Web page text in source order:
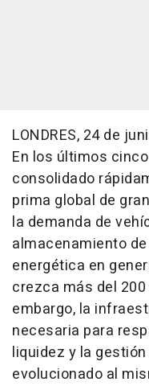
LONDRES, 24 de
En los últimos
consolidado
prima global de
la demanda de
almacenamiento
energética en
crezca más del
embargo, la
necesaria para
liquidez y la
evolucionado al